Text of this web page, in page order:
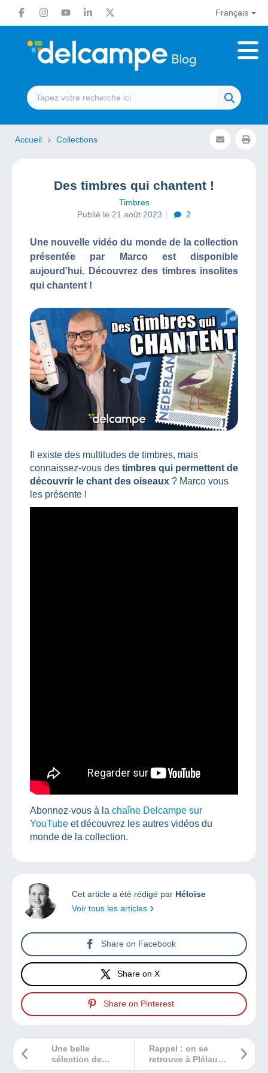
Français
Accueil Collections
Des timbres qui chantent !
Timbres
Publié le 21 août 2023
2
Une nouvelle vidéo du monde de la collection
présentée par Marco est disponible
aujourd’hui. Découvrez des timbres insolites
qui chantent !
Il existe des multitudes de timbres, mais
connaissez-vous des timbres qui permettent de
découvrir le chant des oiseaux ? Marco vous
les présente !
Abonnez-vous à la chaîne Delcampe sur
YouTube et découvrez les autres vidéos du
monde de la collection.
Cet article a été rédigé par Héloïse
Voir tous les articles
Share on Facebook
Share on X
Share on Pinterest
Rappel : on se
retrouve à Plélauff
la semaine
Une belle
sélection de
science-fiction